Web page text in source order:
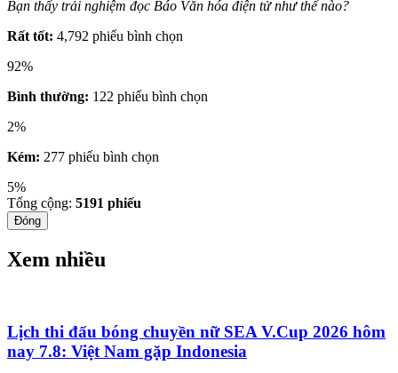
Bạn thấy trải nghiệm đọc Báo Văn hóa điện tử như thế nào?
Rất tốt: 4,792 phiếu bình chọn
92%
Bình thường: 122 phiếu bình chọn
2%
Kém: 277 phiếu bình chọn
5%
Tổng cộng: 5191 phiếu
Đóng
Xem nhiều
Lịch thi đấu bóng chuyền nữ SEA V.Cup 2026 hôm
nay 7.8: Việt Nam gặp Indonesia